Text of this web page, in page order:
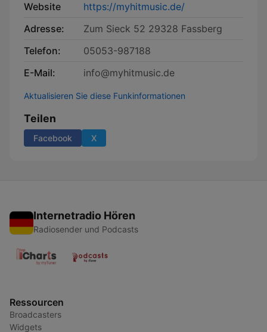
Website
https://myhitmusic.de/
Adresse:
Zum Sieck 52 29328 Fassberg
Telefon:
05053-987188
E-Mail:
info@myhitmusic.de
Aktualisieren Sie diese Funkinformationen
Teilen
Facebook X
Internetradio Hören
Radiosender und Podcasts
Ressourcen
Broadcasters
Widgets